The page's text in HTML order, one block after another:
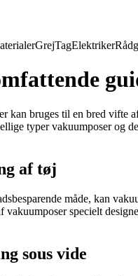
GrejTagElektriker
kan bruges til en bred
typer vakuumposer og
af tøj
måde, kan
specielt
sous vide